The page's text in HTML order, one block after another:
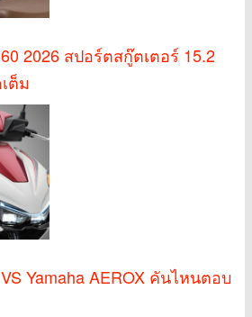
2026 สปอร์ตสกู๊ตเตอร์ 15.2
ต็ม
Yamaha AEROX คันไหนตอบ